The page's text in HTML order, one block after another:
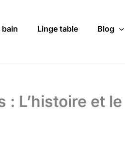
bain Linge table Blog
L’histoire et